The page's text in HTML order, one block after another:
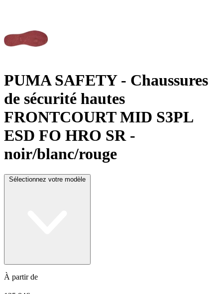
PUMA SAFETY- Chaussures
de sécurité hautes
FRONTCOURT MID S3PL
ESD FO HRO SR -
noir/blanc/rouge
Sélectionnez votre modèle
À partir de